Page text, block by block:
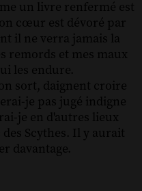
un livre renfermé est
cœur est dévoré par
il ne verra jamais la
remords et mes maux
les endure.
sort, daignent croire
je pas jugé indigne
je en d'autres lieux
Scythes. Il y aurait
davantage.